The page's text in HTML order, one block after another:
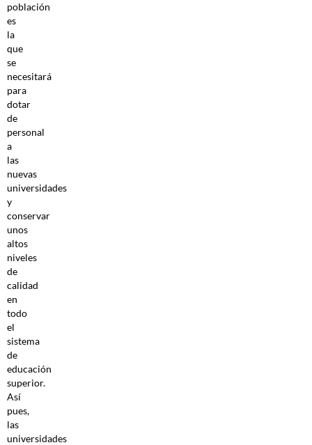
población
es
la
que
se
necesitará
para
dotar
de
personal
a
las
nuevas
universidades
y
conservar
unos
altos
niveles
de
calidad
en
todo
el
sistema
de
educación
superior.
Así
pues,
las
universidades